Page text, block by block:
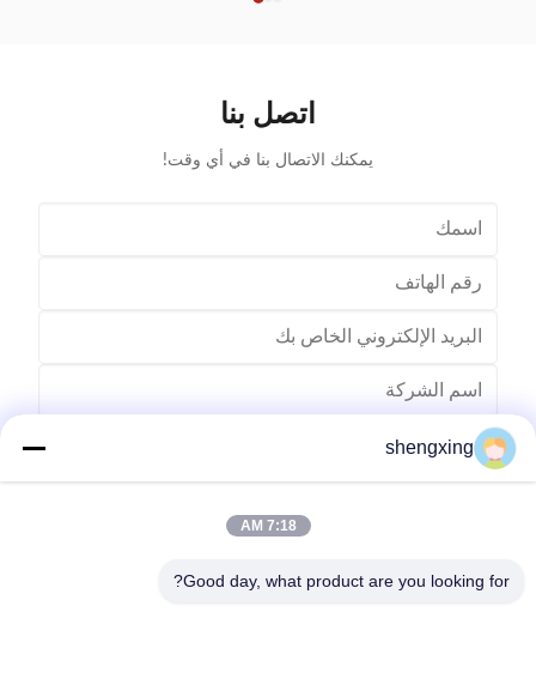
اتصل بنا
يمكنك الاتصال بنا في أي وقت!
ارسل
shengxing
7:18 AM
Good day, what product are you looking for?